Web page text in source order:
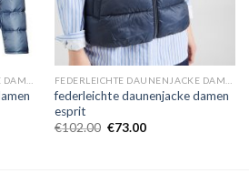
FEDERLEICHTE DAUNENJACKE DAMEN ESPRIT FEDERLEICHTE DAUNENJACKE DAMEN ESPRIT
federleichte daunenjacke damen
esprit
€102.00 €73.00